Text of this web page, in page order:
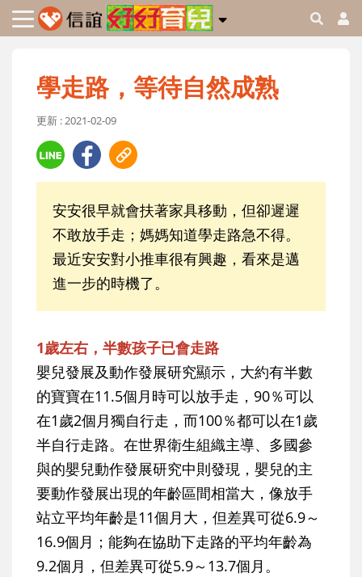
學走路，等待自然成熟
更新 : 2021-02-09
安安很早就會扶著家具移動，但卻遲遲
不敢放手走；媽媽知道學走路急不得。
最近安安對小推車很有興趣，看來是邁
進一步的時機了。
1歲左右，半數孩子已會走路
嬰兒發展及動作發展研究顯示，大約有半數
的寶寶在11.5個月時可以放手走，90％可以
在1歲2個月獨自行走，而100％都可以在1歲
半自行走路。在世界衛生組織主導、多國參
與的嬰兒動作發展研究中則發現，嬰兒的主
要動作發展出現的年齡區間相當大，像放手
站立平均年齡是11個月大，但差異可從6.9～
16.9個月；能夠在協助下走路的平均年齡為
9.2個月，但差異可從5.9～13.7個月。